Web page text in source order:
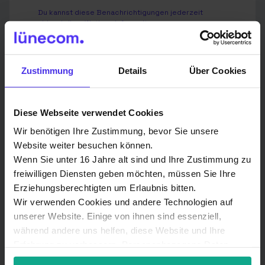
Zustimmung Details Über Cookies
Diese Webseite verwendet Cookies
Wir benötigen Ihre Zustimmung, bevor Sie unsere
Website weiter besuchen können.
Wenn Sie unter 16 Jahre alt sind und Ihre Zustimmung zu
freiwilligen Diensten geben möchten, müssen Sie Ihre
Erziehungsberechtigten um Erlaubnis bitten.
Wir verwenden Cookies und andere Technologien auf
unserer Website. Einige von ihnen sind essenziell,
während andere uns helfen, diese Website und Ihre
können verarbeitet werden (z. B. IP-Adressen), z. B. für
Du kannst diese Benachrichtigungen jederzeit
abbestellen. Weitere Informationen zum
Abbestellen, zu unseren Datenschutzverfahren und
dazu, wie wir Deine Privatsphäre schützen und
respektieren, findest Du in unserer
Datenschutzrichtlinie
Ich stimme der Speicherung und
Daten durch Lünecom
Kommunikationslösungen GmbH zu.
Indem Sie unten auf „Einsenden“ klicken, stimmen Sie
zu, dass die Lünecom Kommunikationslösungen
GmbH die oben angegebenen personenbezogenen
Daten speichert und verarbeitet, um Ihnen die
angeforderten Inhalte bereitzustellen.
Wir verwenden Deine Angaben zweckgebunden zur
Bearbeitung Deiner Anfrage.
Datenschutzerklärung.